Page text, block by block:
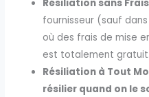
Résiliation sans
fournisseur (sauf
où des frais de mise
est totalement gratuit.
Résiliation à Tout
résilier quand on le